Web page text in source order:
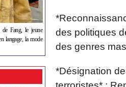
Fang, le jeune
langage, la mode
des politiques
des genres
*Désignation